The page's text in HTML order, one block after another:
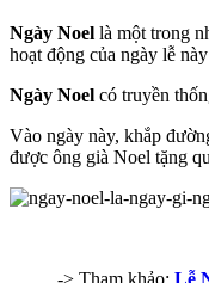
Ngày Noel là một trong
hoạt động của ngày lễ
Ngày Noel có truyền
Vào ngày này, khắp
được ông già Noel tặng